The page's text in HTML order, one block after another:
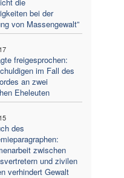
bei der
von Massengewalt”
freigesprochen:
im Fall des
an zwei
Eheleuten
des
zwischen
und zivilen
verhindert Gewalt